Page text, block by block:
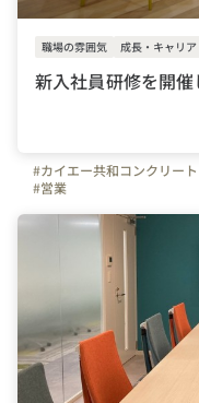
職場の雰囲気 成長・キャリア
新入社員研修を開催
#カイエー共和コンクリート
#営業